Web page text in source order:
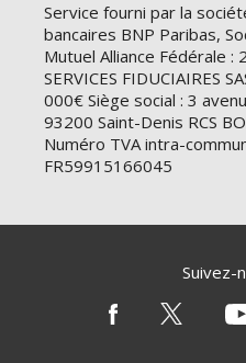
Service fourni par la
bancaires BNP Paribas,
Mutuel Alliance Fédérale :
SERVICES FIDUCIAIRES
000€ Siège social : 3
93200 Saint-Denis RCS
Numéro TVA intra-
FR59915166045
Suivez-